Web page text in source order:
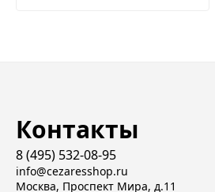
Контакты
8 (495) 532-08-95
info@cezaresshop.ru
Москва, Проспект Мира, д.11